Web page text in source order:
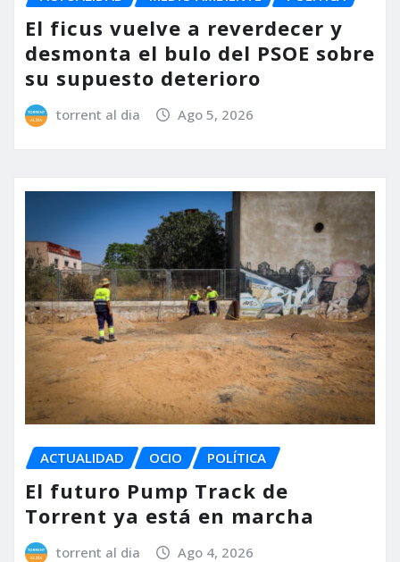
El ficus vuelve a reverdecer y
desmonta el bulo del PSOE sobre
su supuesto deterioro
torrent al dia Ago 5, 2026
ACTUALIDAD OCIO POLÍTICA
El futuro Pump Track de
Torrent ya está en marcha
torrent al dia Ago 4, 2026